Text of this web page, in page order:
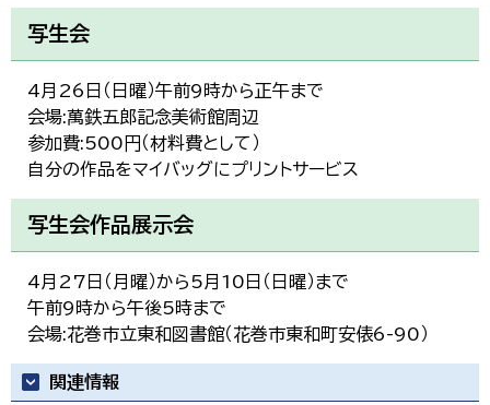
English
한국어
写生会
4月26日（日曜）午前9時から正午まで
会場:萬鉄五郎記念美術館周辺
参加費:500円（材料費として）
自分の作品をマイバッグにプリントサービス
写生会作品展示会
4月27日（月曜）から5月10日（日曜）まで
午前9時から午後5時まで
会場:花巻市立東和図書館（花巻市東和町安俵6-90）
関連情報